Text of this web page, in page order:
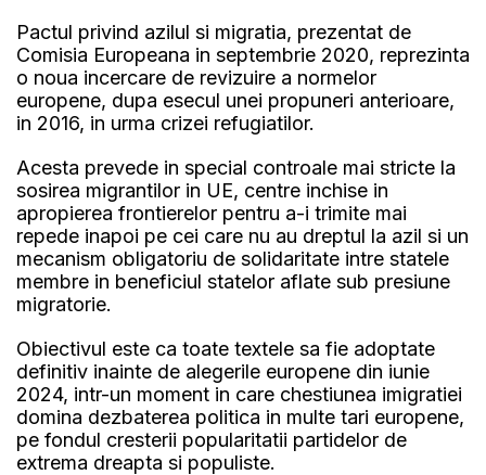
Pactul privind azilul si migratia, prezentat de
Comisia Europeana in septembrie 2020, reprezinta
o noua incercare de revizuire a normelor
europene, dupa esecul unei propuneri anterioare,
in 2016, in urma crizei refugiatilor.
Acesta prevede in special controale mai stricte la
sosirea migrantilor in UE, centre inchise in
apropierea frontierelor pentru a-i trimite mai
repede inapoi pe cei care nu au dreptul la azil si un
mecanism obligatoriu de solidaritate intre statele
membre in beneficiul statelor aflate sub presiune
migratorie.
Obiectivul este ca toate textele sa fie adoptate
definitiv inainte de alegerile europene din iunie
2024, intr-un moment in care chestiunea imigratiei
domina dezbaterea politica in multe tari europene,
pe fondul cresterii popularitatii partidelor de
extrema dreapta si populiste.